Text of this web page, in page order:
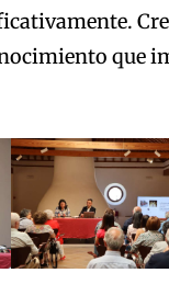
que